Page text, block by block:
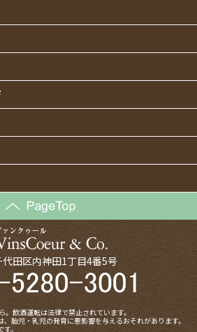
田区内神田1丁目4番5号
。飲酒運転は法律で禁止されています。
胎児・乳児の発育に悪影響を与えるおそれがあります。
。